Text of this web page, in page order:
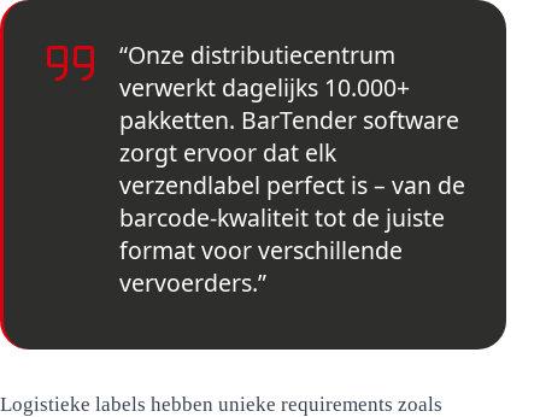
“Onze distributiecentrum
verwerkt dagelijks 10.000+
pakketten. BarTender software
zorgt ervoor dat elk
verzendlabel perfect is – van de
barcode-kwaliteit tot de juiste
format voor verschillende
vervoerders.”
Logistieke labels hebben unieke requirements zoals